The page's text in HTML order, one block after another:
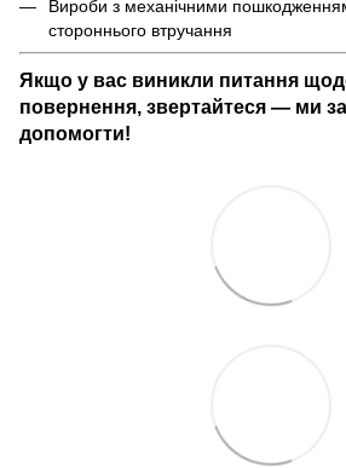
Вироби з механічними
стороннього втручання
Якщо у вас виникли питання
повернення, звертайтеся — ми
допомогти!